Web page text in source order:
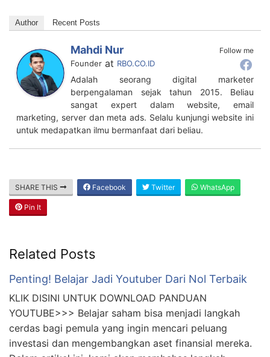
Author Recent Posts
Follow me
Mahdi Nur
Founder at RBO.CO.ID
Adalah seorang digital marketer
berpengalaman sejak tahun 2015. Beliau
sangat expert dalam website, email
marketing, server dan meta ads. Selalu kunjungi website ini
untuk medapatkan ilmu bermanfaat dari beliau.
SHARE THIS Facebook Twitter WhatsApp
Pin It
Related Posts
Penting! Belajar Jadi Youtuber Dari Nol Terbaik
KLIK DISINI UNTUK DOWNLOAD PANDUAN
YOUTUBE>>> Belajar saham bisa menjadi langkah
cerdas bagi pemula yang ingin mencari peluang
investasi dan mengembangkan aset finansial mereka.